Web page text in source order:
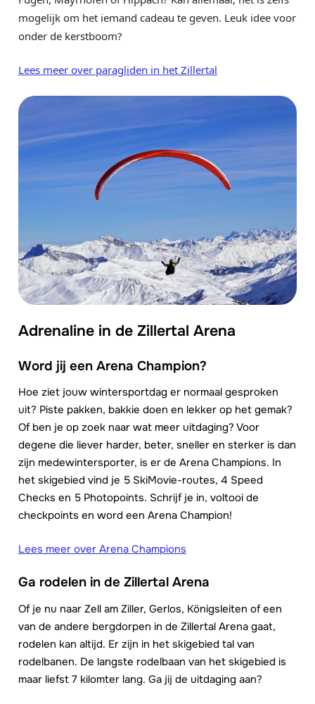
mogelijk om het iemand cadeau te geven. Leuk idee voor
onder de kerstboom?
Lees meer over paragliden in het Zillertal
Adrenaline in de Zillertal Arena
Word jij een Arena Champion?
Hoe ziet jouw wintersportdag er normaal gesproken
uit? Piste pakken, bakkie doen en lekker op het gemak?
Of ben je op zoek naar wat meer uitdaging? Voor
degene die liever harder, beter, sneller en sterker is dan
zijn medewintersporter, is er de Arena Champions. In
het skigebied vind je 5 SkiMovie-routes, 4 Speed
Checks en 5 Photopoints. Schrijf je in, voltooi de
checkpoints en word een Arena Champion!
Lees meer over Arena Champions
Ga rodelen in de Zillertal Arena
Of je nu naar Zell am Ziller, Gerlos, Königsleiten of een
van de andere bergdorpen in de Zillertal Arena gaat,
rodelen kan altijd. Er zijn in het skigebied tal van
rodelbanen. De langste rodelbaan van het skigebied is
maar liefst 7 kilomter lang. Ga jij de uitdaging aan?